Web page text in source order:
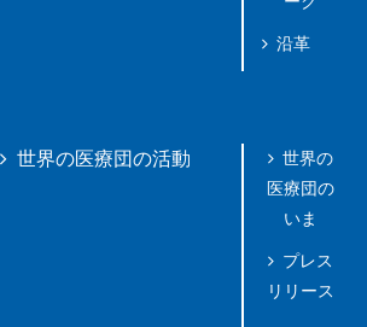
沿革
世界の医療団の活動
世界の
医療団の
いま
プレス
リリース